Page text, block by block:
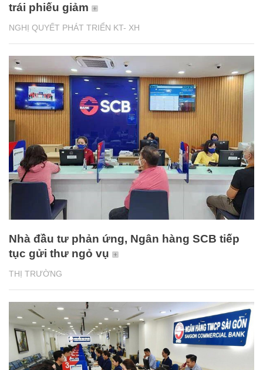
NGHỊ QUYẾT PHÁT TRIỂN KT- XH
trái phiếu giảm
THỊ TRƯỜNG
Nhà đầu tư phản ứng, Ngân hàng SCB tiếp
tục gửi thư ngỏ vụ